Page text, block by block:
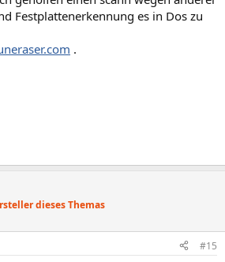
Festplattenerkennung es in Dos zu
.
dieses Themas
#15